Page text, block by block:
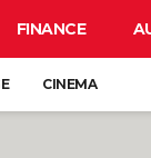
FINANCE
CINEMA